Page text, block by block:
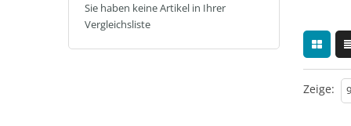
Sie haben keine Artikel in Ihrer
Vergleichsliste
Zeige: